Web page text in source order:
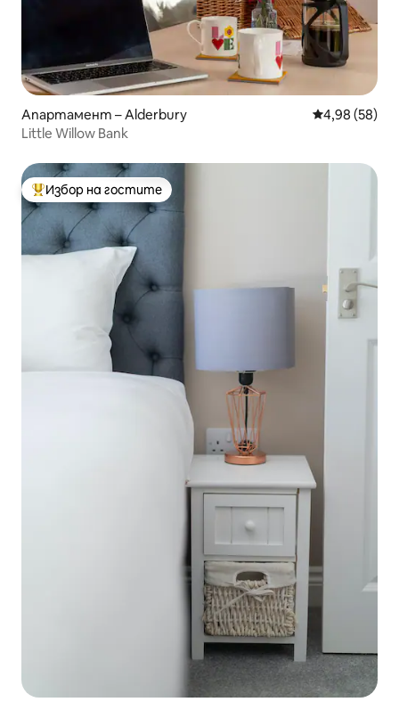
Апартамент – Alderbury Средна
4,98 (58)
Little Willow Bank
Най-популярен избор на гостите
Избор на гостите